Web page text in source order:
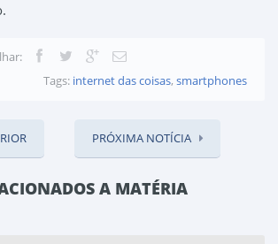
Tags: internet das coisas, smartphones
PRÓXIMA NOTÍCIA
A MATÉRIA